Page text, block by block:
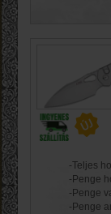
-Teljes
-Penge
-Penge
-Penge